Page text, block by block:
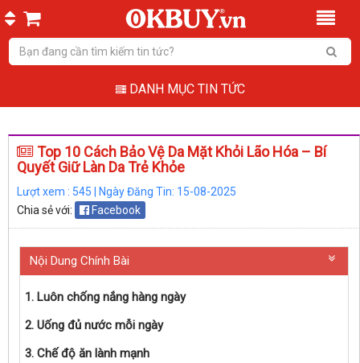
DANH MỤC TIN TỨC
Top 10 Cách Bảo Vệ Da Mặt Khỏi Lão Hóa – Bí
Quyết Giữ Làn Da Trẻ Khỏe
Lượt xem : 545 | Ngày Đăng Tin: 15-08-2025
Chia sẻ với:
Facebook
Nội Dung Chính Bài
1. Luôn chống nắng hàng ngày
2. Uống đủ nước mỗi ngày
3. Chế độ ăn lành mạnh